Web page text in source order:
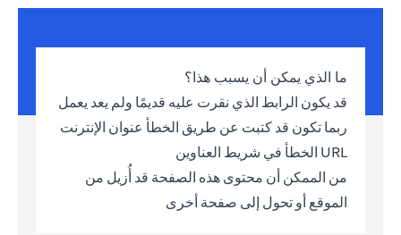
ما الذي يمكن أن يسبب هذا؟
قد يكون الرابط الذي نقرت عليه قديمًا ولم يعد يعمل
ربما تكون قد كتبت عن طريق الخطأ عنوان الإنترنت
URL الخطأ في شريط العناوين
من الممكن أن محتوى هذه الصفحة قد أُزيل من
الموقع أو تحول إلى صفحة أخرى